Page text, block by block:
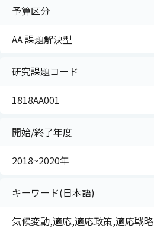
予算区分
AA 課題解決型
研究課題コード
1818AA001
開始/終了年度
2018~2020年
キーワード(日本語)
気候変動,適応,適応政策,適応戦略